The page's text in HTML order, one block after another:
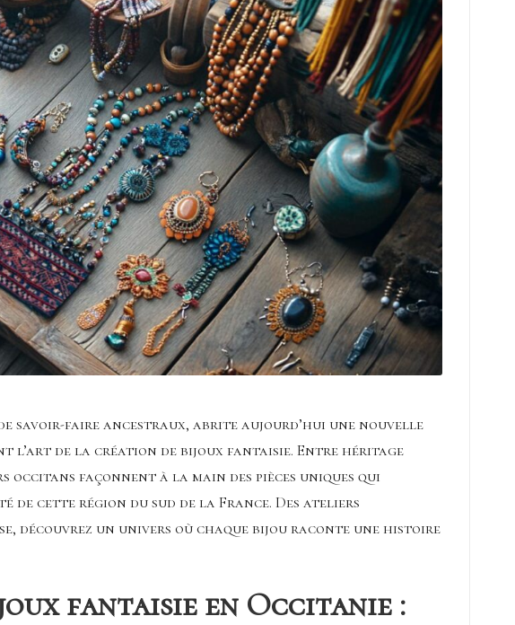
savoir-faire ancestraux, abrite aujourd’hui une nouvelle
l’art de la création de bijoux fantaisie. Entre héritage
façonnent à la main des pièces uniques qui
cette région du sud de la France. Des ateliers
découvrez un univers où chaquebijou raconte une histoire
fantaisie en Occitanie :